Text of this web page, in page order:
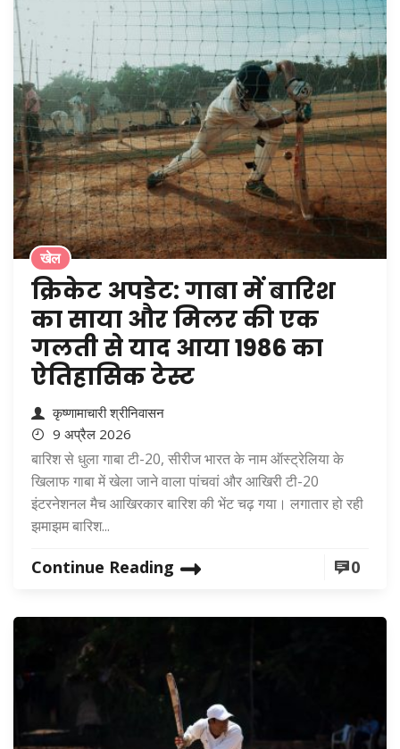
खेल
क्रिकेट अपडेट: गाबा में बारिश
का साया और मिलर की एक
गलती से याद आया 1986 का
ऐतिहासिक टेस्ट
कृष्णामाचारी श्रीनिवासन
9 अप्रैल 2026
बारिश से धुला गाबा टी-20, सीरीज भारत के नाम ऑस्ट्रेलिया के
खिलाफ गाबा में खेला जाने वाला पांचवां और आखिरी टी-20
इंटरनेशनल मैच आखिरकार बारिश की भेंट चढ़ गया। लगातार हो रही
झमाझम बारिश...
Continue Reading 0